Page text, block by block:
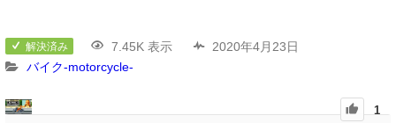
解決済み 7.45K 表示
2020年4月23日
バイク-motorcycle-
1